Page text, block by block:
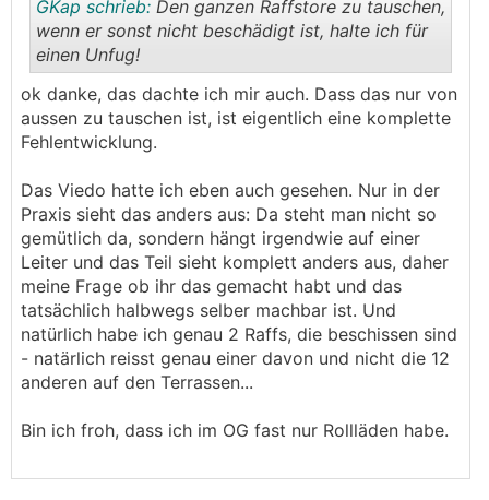
..
GKap schrieb: Den ganzen Raffstore zu tauschen,
wenn er sonst nicht beschädigt ist, halte ich für
einen Unfug!
ok danke, das dachte ich mir auch. Dass das nur von
aussen zu tauschen ist, ist eigentlich eine komplette
Fehlentwicklung.
Das Viedo hatte ich eben auch gesehen. Nur in der
Praxis sieht das anders aus: Da steht man nicht so
gemütlich da, sondern hängt irgendwie auf einer
Leiter und das Teil sieht komplett anders aus, daher
meine Frage ob ihr das gemacht habt und das
tatsächlich halbwegs selber machbar ist. Und
natürlich habe ich genau 2 Raffs, die beschissen sind
- natärlich reisst genau einer davon und nicht die 12
anderen auf den Terrassen...
Bin ich froh, dass ich im OG fast nur Rollläden habe.